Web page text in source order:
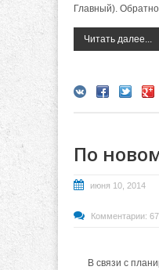
Главный).
Читать далее...
По
июня 10, 2014
Комментарии: 67
В связи с